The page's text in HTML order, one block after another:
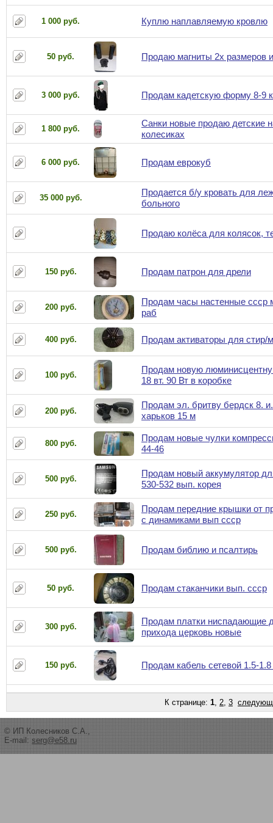
1 000 руб. Куплю наплавляемую кровлю
50 руб. Продаю магниты 2х размеров
3 000 руб. Продам кадетскую форму 8-9
1 800 руб.
Санки новые продаю детские
колесиках
6 000 руб. Продам еврокуб
35 000 руб.
Продается б/у кровать для
больного
Продаю колёса для колясок,
150 руб. Продам патрон для дрели
200 руб.
Продам часы настенные ссср
раб
400 руб. Продам активаторы для стир/
100 руб.
Продам новую
18 вт. 90 Вт в коробке
200 руб.
Продам эл. бритву бердск 8.
харьков 15 м
800 руб.
Продам новые чулки
44-46
500 руб.
Продам новый аккумулятор
530-532 вып. корея
250 руб.
Продам передние крышки от
с динамиками вып ссср
500 руб. Продам библию и псалтирь
50 руб. Продам стаканчики вып. ссср
300 руб.
Продам платки ниспадающие
прихода церковь новые
150 руб. Продам кабель сетевой 1.5-
К странице: 1, 2, 3
© ИП Колесников С.А.,
E-mail: serg@e58.ru